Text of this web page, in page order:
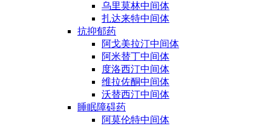
乌里莫林中间体
扎达来特中间体
抗抑郁药
阿戈美拉汀中间体
阿米替丁中间体
度洛西汀中间体
维拉佐酮中间体
沃替西汀中间体
睡眠障碍药
阿莫伦特中间体